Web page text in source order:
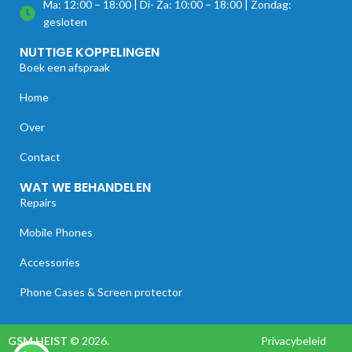
Ma: 12:00 – 18:00 | Di- Za: 10:00 – 18:00 | Zondag:
gesloten
NUTTIGE KOPPELINGEN
Boek een afspraak
Home
Over
Contact
WAT WE BEHANDELEN
Repairs
Mobile Phones
Accessories
Phone Cases & Screen protector
GSM HEIST © 2026.
Privacybeleid